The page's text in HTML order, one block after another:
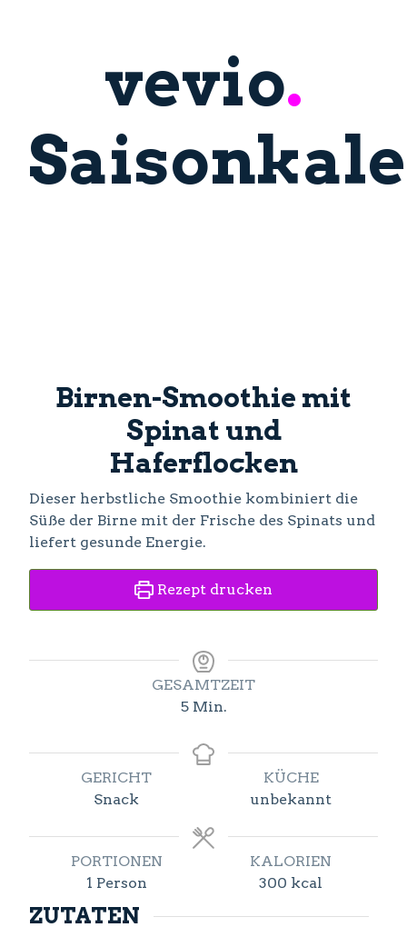
vevio.
Birnen-Smoothie mit
Spinat und
Haferflocken
Dieser herbstliche Smoothie kombiniert die
Süße der Birne mit der Frische des Spinats und
liefert gesunde Energie.
Rezept drucken
GESAMTZEIT
5Minuten
Min.
GERICHT
Snack
KÜCHE
unbekannt
PORTIONEN
1 Person
KALORIEN
300 kcal
ZUTATEN